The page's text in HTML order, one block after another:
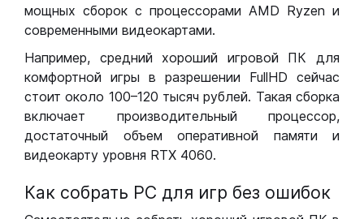
мощных сборок с процессорами AMD Ryzen и
современными видеокартами.
Например, средний хороший игровой ПК для
комфортной игры в разрешении FullHD сейчас
стоит около 100–120 тысяч рублей. Такая сборка
включает производительный процессор,
достаточный объем оперативной памяти и
видеокарту уровня RTX 4060.
Как собрать РС для игр без ошибок